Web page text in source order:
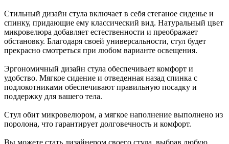
Стильный дизайн стула включает в себя стеганое сиденье и
спинку, придающие ему классический вид. Натуральный цвет
микровелюра добавляет естественности и преображает
обстановку. Благодаря своей универсальности, стул будет
прекрасно смотреться при любом варианте освещения.
Эргономичный дизайн стула обеспечивает комфорт и
удобство. Мягкое сидение и отведенная назад спинка с
подлокотниками обеспечивают правильную посадку и
поддержку для вашего тела.
Стул обит микровелюром, а мягкое наполнение выполнено из
поролона, что гарантирует долговечность и комфорт.
Вы можете стать дизайнером своего стула, выбрав любую